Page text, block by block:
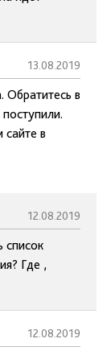
13.08.2019
Обратитесь в
в
12.08.2019
список
Где ,
12.08.2019